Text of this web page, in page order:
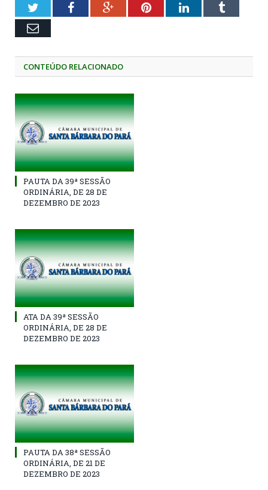
TwitterFacebookGoogle+PinterestLinkedInTumblr
Email
CONTEÚDO RELACIONADO
PAUTA DA 39ª SESSÃO
ORDINÁRIA, DE 28 DE
DEZEMBRO DE 2023
ATA DA 39ª SESSÃO
ORDINÁRIA, DE 28 DE
DEZEMBRO DE 2023
PAUTA DA 38ª SESSÃO
ORDINÁRIA, DE 21 DE
DEZEMBRO DE 2023